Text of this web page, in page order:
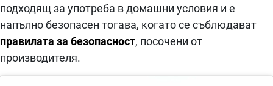
подходящ за употреба в домашни условия и е
напълно безопасен тогава, когато се съблюдават
правилата за безопасност, посочени от
производителя.